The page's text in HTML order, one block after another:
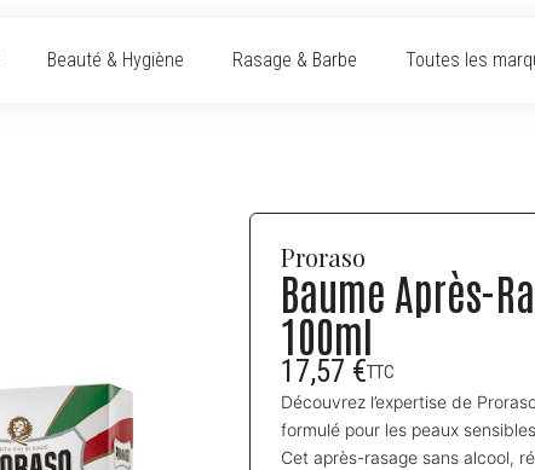
Beauté & Hygiène Rasage & Barbe Toutes les
Proraso
Baume Après-
100ml
17,57 €TTC
Découvrez l’expertise de
formulé pour les peaux
Cet après-rasage sans alcool,